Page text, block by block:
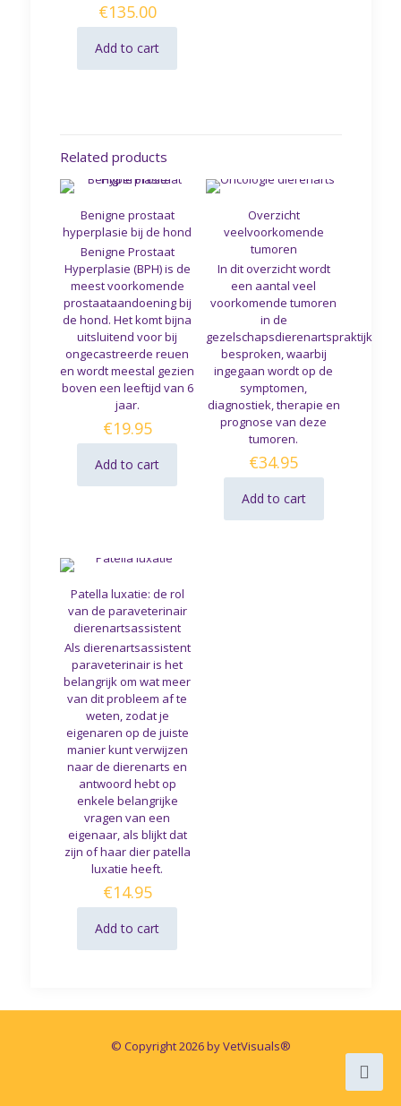
€135.00
Add to cart
Related products
Benigne prostaat
hyperplasie bij de hond
Benigne Prostaat
Hyperplasie (BPH) is de
meest voorkomende
prostaataandoening bij
de hond. Het komt bijna
uitsluitend voor bij
ongecastreerde reuen
en wordt meestal gezien
boven een leeftijd van 6
jaar.
€19.95
Add to cart
Overzicht
veelvoorkomende
tumoren
In dit overzicht wordt
een aantal veel
voorkomende tumoren
in de
gezelschapsdierenartspraktijk
besproken, waarbij
ingegaan wordt op de
symptomen,
diagnostiek, therapie en
prognose van deze
tumoren.
€34.95
Add to cart
Patella luxatie: de rol
van de paraveterinair
dierenartsassistent
Als dierenartsassistent
paraveterinair is het
belangrijk om wat meer
van dit probleem af te
weten, zodat je
eigenaren op de juiste
manier kunt verwijzen
naar de dierenarts en
antwoord hebt op
enkele belangrijke
vragen van een
eigenaar, als blijkt dat
zijn of haar dier patella
luxatie heeft.
€14.95
Add to cart
© Copyright 2026 by VetVisuals®